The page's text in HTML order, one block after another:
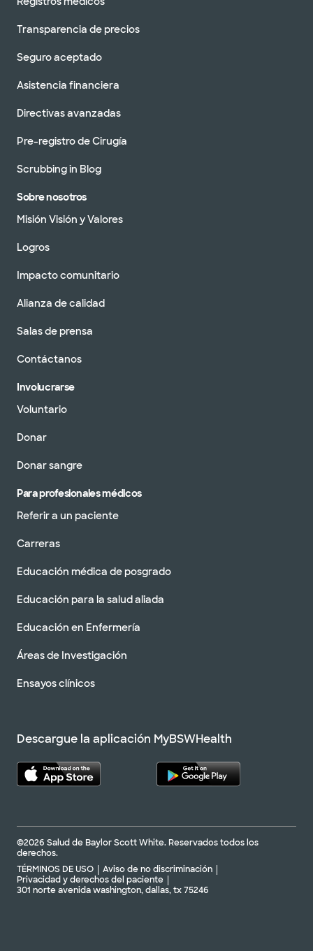
Transparencia de precios
Seguro aceptado
Asistencia financiera
Directivas avanzadas
Pre-registro de Cirugía
Scrubbing in Blog
Sobre nosotros
Misión Visión y Valores
Logros
Impacto comunitario
Alianza de calidad
Salas de prensa
Contáctanos
Involucrarse
Voluntario
Donar
Donar sangre
Para profesionales médicos
Referir a un paciente
Carreras
Educación médica de posgrado
Educación para la salud aliada
Educación en Enfermería
Áreas de Investigación
Ensayos clínicos
Descargue la aplicación MyBSWHealth
©2026 Salud de Baylor Scott White. Reservados todos los
derechos.
TÉRMINOS DE USO
Aviso de no discriminación
Privacidad y derechos del paciente
301 norte avenida washington, dallas, tx 75246